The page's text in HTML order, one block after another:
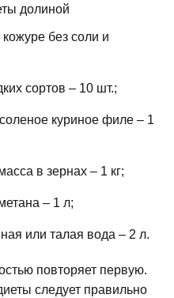
без соли и
сортов – 10 шт.;
куриное филе – 1
в зернах – 1 кг;
– 1 л;
или талая вода – 2 л.
повторяет первую.
следует правильно